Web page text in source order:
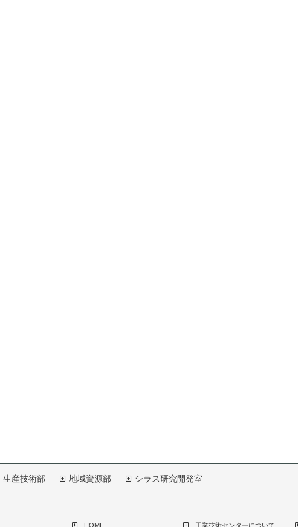
生産技術部 地域資源部 シラス研究開発室
HOME 工業技術センターについて